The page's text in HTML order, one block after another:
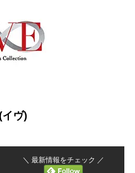
ヴ)
＼ 最新情報をチェック ／